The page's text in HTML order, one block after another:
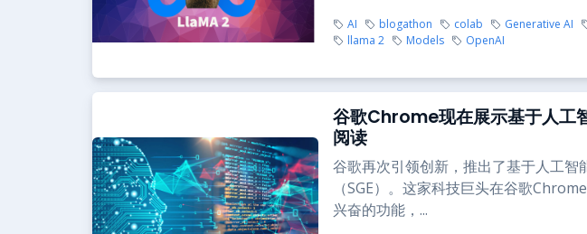
AI blogathon colab Generative AI
llama 2
Models OpenAI
谷歌Chrome现在展示基于人工
阅读
谷歌再次引领创新，推出了基于人工智
（SGE）。这家科技巨头在谷歌
兴奋的功能，...